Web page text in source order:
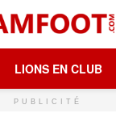
LIONS EN CLUB
PUBLICITÉ